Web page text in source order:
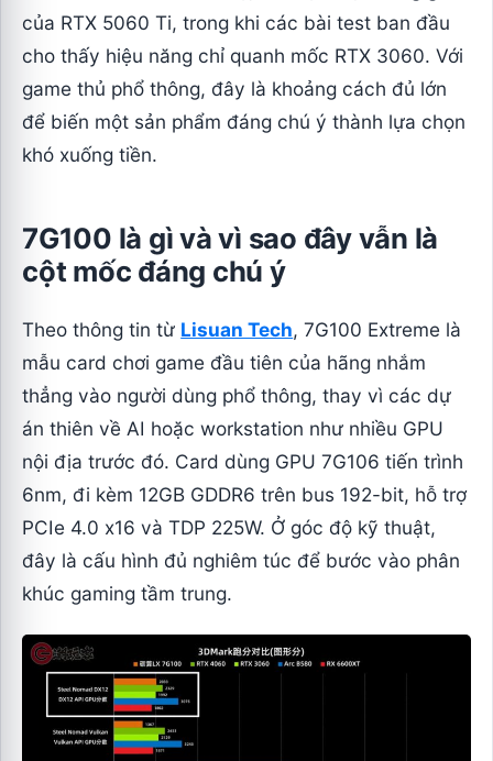
của RTX 5060 Ti, trong khi các bài test ban đầu
cho thấy hiệu năng chỉ quanh mốc RTX 3060. Với
game thủ phổ thông, đây là khoảng cách đủ lớn
để biến một sản phẩm đáng chú ý thành lựa chọn
khó xuống tiền.
7G100 là gì và vì sao đây vẫn là
cột mốc đáng chú ý
Theo thông tin từ Lisuan Tech, 7G100 Extreme là
mẫu card chơi game đầu tiên của hãng nhắm
thẳng vào người dùng phổ thông, thay vì các dự
án thiên về AI hoặc workstation như nhiều GPU
nội địa trước đó. Card dùng GPU 7G106 tiến trình
6nm, đi kèm 12GB GDDR6 trên bus 192-bit, hỗ trợ
PCIe 4.0 x16 và TDP 225W. Ở góc độ kỹ thuật,
đây là cấu hình đủ nghiêm túc để bước vào phân
khúc gaming tầm trung.